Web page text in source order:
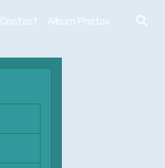
Contact Album Photos